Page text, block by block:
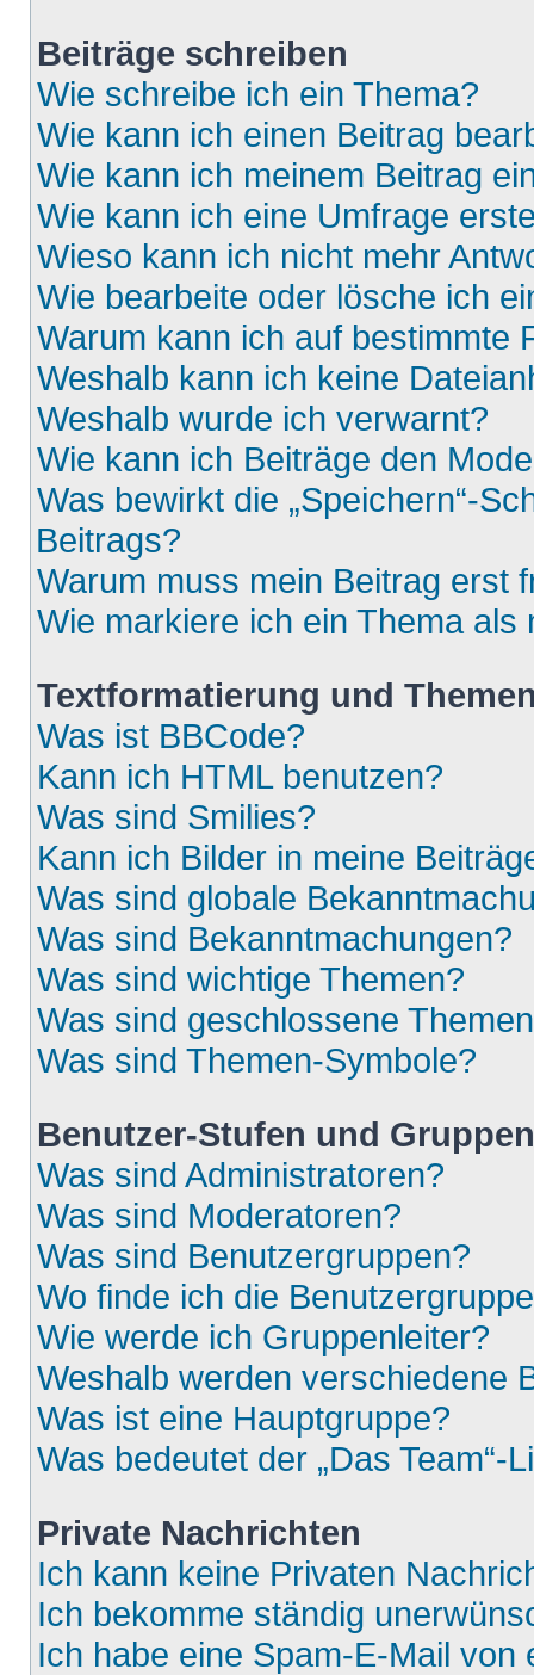
Beiträge schreiben
Wie schreibe ich ein Thema?
Wie kann ich einen Beitrag
Wie kann ich meinem Beitrag
Wie kann ich eine Umfrage
Wieso kann ich nicht mehr
Wie bearbeite oder lösche ich
Warum kann ich auf bestimmte
Weshalb kann ich keine
Weshalb wurde ich verwarnt?
Wie kann ich Beiträge den
Was bewirkt die „Speichern“-
Beitrags?
Warum muss mein Beitrag erst
Wie markiere ich ein Thema als
Textformatierung und
Was ist BBCode?
Kann ich HTML benutzen?
Was sind Smilies?
Kann ich Bilder in meine
Was sind globale
Was sind Bekanntmachungen?
Was sind wichtige Themen?
Was sind geschlossene
Was sind Themen-Symbole?
Benutzer-Stufen und Gruppen
Was sind Administratoren?
Was sind Moderatoren?
Was sind Benutzergruppen?
Wo finde ich die
Wie werde ich Gruppenleiter?
Weshalb werden verschiedene
Was ist eine Hauptgruppe?
Was bedeutet der „Das Team“-
Private Nachrichten
Ich kann keine Privaten
Ich bekomme ständig
Ich habe eine Spam-E-Mail